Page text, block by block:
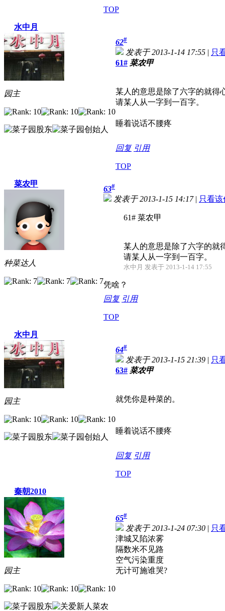
TOP
水中月
园主
62#
发表于 2013-1-14 17:55 | 只
61# 菜农甲
某人的意思是除了六字的就得
请某人从一字到一百字。
睡着说话不腰疼
回复 引用
TOP
菜农甲
种菜达人
63#
发表于 2013-1-15 14:17| 只看该
61# 菜农甲
某人的意思是除了六字的就
请某人从一字到一百字。
水中月 发表于 2013-1-14 17:55
凭啥？
回复 引用
TOP
水中月
园主
64#
发表于 2013-1-15 21:39 | 只
63# 菜农甲
就凭你是种菜的。
睡着说话不腰疼
回复 引用
TOP
秦朝2010
园主
65#
发表于 2013-1-24 07:30 | 只
津城又陷浓雾
隔数米不见路
空气污染重度
无计可施谁哭?